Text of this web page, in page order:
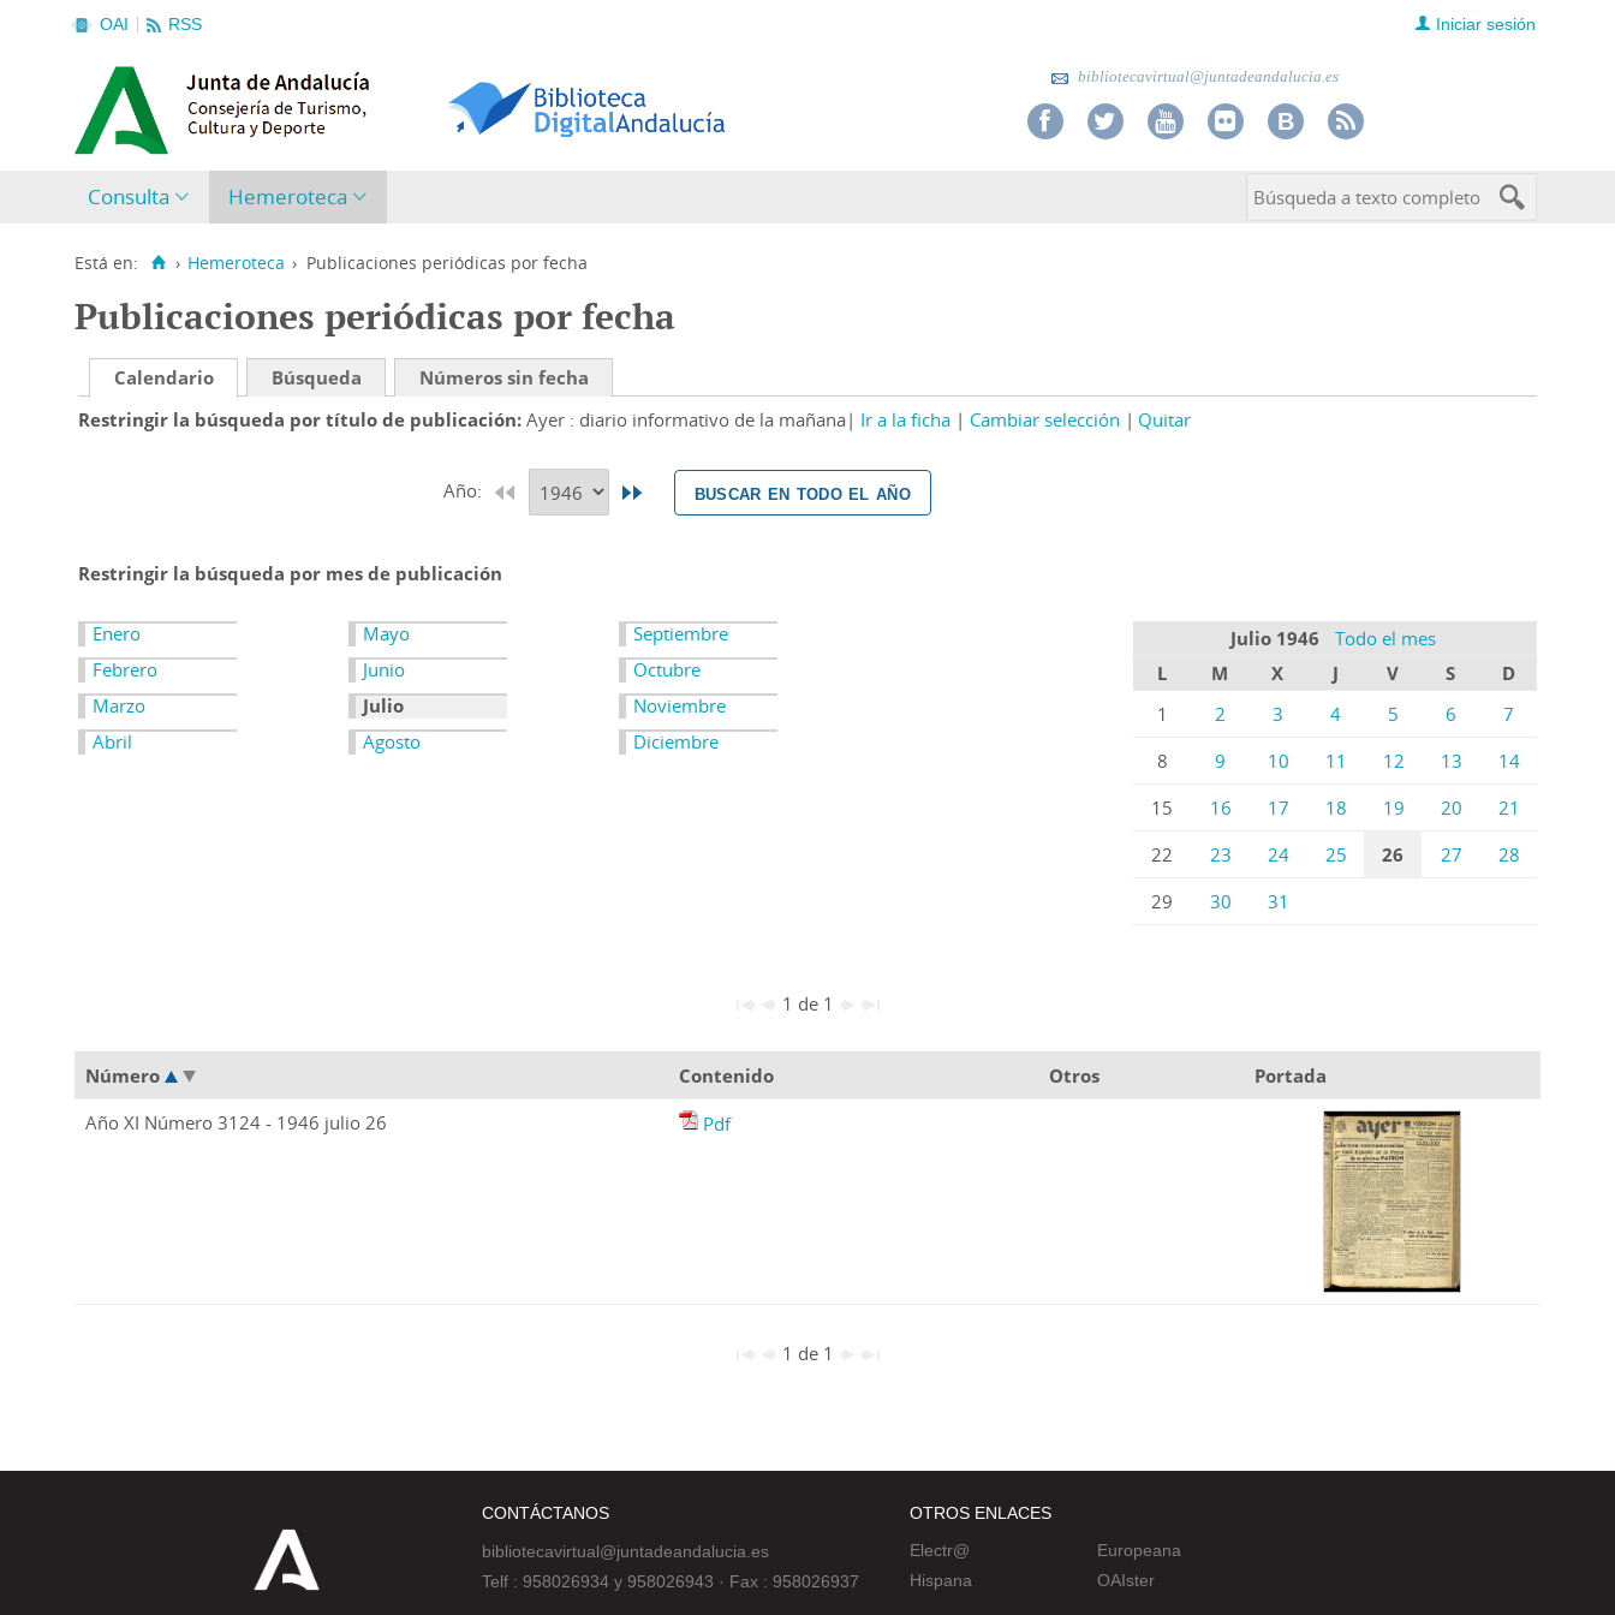
OAI RSS Iniciar sesión
bibliotecavirtual@juntadeandalucia.es
Consulta Hemeroteca
Está en: › Hemeroteca › Publicaciones periódicas por fecha
Publicaciones periódicas por fecha
Calendario Búsqueda
Números sin fecha
Restringir la búsqueda por título de publicación Ayer : diario informativo de la mañana Ir a la ficha Cambiar selección Quitar
Año: buscar en todo el año
Restringir la búsqueda por mes de publicación
Enero
Febrero
Marzo
Abril
Mayo
Junio
Julio
Agosto
Septiembre
Octubre
Noviembre
Diciembre
Julio 1946
Todo el mes
L
M X J V S
D
1
2 3 4 5 6
7
8
9 10 11 12 13
14
15
16 17 18 19 20
21
22
23 24 25 26 27
28
29
30 31
1 de 1
Número Contenido Otros
Portada
Año XI Número 3124 - 1946 julio 26
Pdf
1 de 1
CONTÁCTANOS
bibliotecavirtual@juntadeandalucia.es
Telf : 958026934 y 958026943 · Fax : 958026937
OTROS ENLACES
Electr@
Hispana
Europeana
OAIster